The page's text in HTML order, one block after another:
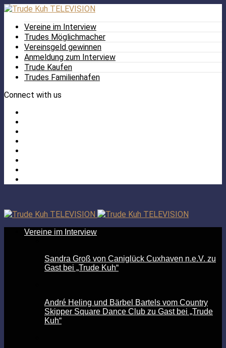
Vereine im Interview
Trudes Möglichmacher
Vereinsgeld gewinnen
Anmeldung zum Interview
Trude Kaufen
Trudes Familienhafen
Connect with us
Vereine im Interview
Sandra Groß von Caniglück Cuxhaven n.e.V. zu
Gast bei „Trude Kuh“
André Heling und Bärbel Bartels vom Country
Skipper Square Dance Club zu Gast bei „Trude
Kuh“